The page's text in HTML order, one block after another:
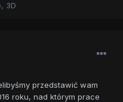
3D
przedstawić wam
roku, nad którym prace